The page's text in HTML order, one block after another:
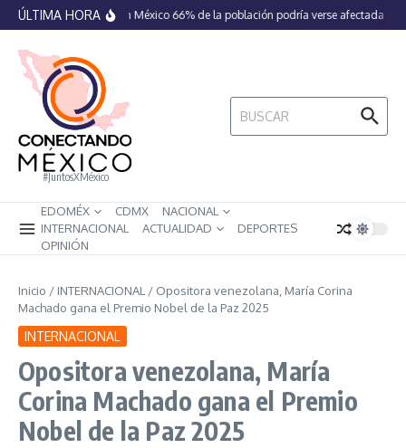
Saltar al contenido
ÚLTIMA HORA En México 66% de la población podría verse afectada
#JuntosXMéxico
Buscar:
EDOMÉX CDMX
NACIONAL
INTERNACIONAL
ACTUALIDAD
DEPORTES
OPINIÓN
Inicio / INTERNACIONAL / Opositora venezolana, María Corina
Machado gana el Premio Nobel de la Paz 2025
INTERNACIONAL
Opositora venezolana, María
Corina Machado gana el Premio
Nobel de la Paz 2025